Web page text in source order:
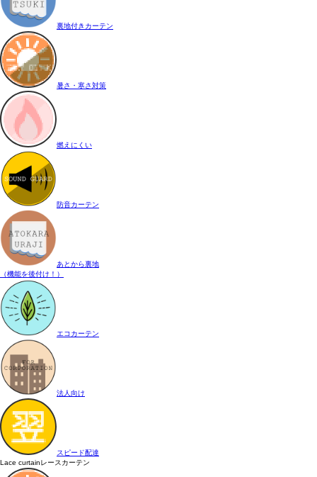
裏地付きカーテン
暑さ・寒さ対策
燃えにくい
防音カーテン
あとから裏地
（機能を後付け！）
エコカーテン
法人向け
スピード配達
Lace curtainレースカーテン